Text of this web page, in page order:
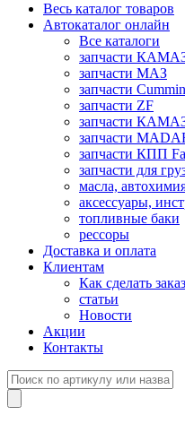
Весь каталог товаров
Автокаталог онлайн
Все каталоги
запчасти
запчасти МАЗ
запчасти
запчасти ZF
запчасти
запчасти
запчасти КПП
запчасти для
масла,
аксессуары,
топливные баки
рессоры
Доставка и оплата
Клиентам
Как сделать заказ
статьи
Новости
Акции
Контакты